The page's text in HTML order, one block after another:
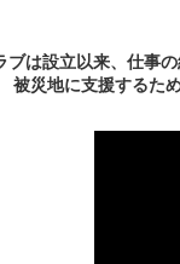
は設立以来、仕事
被災地に支援するた